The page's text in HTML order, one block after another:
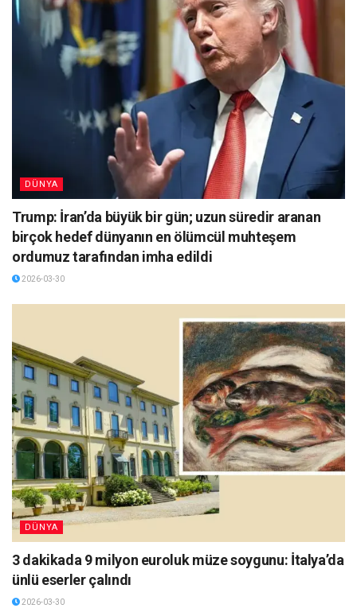
DÜNYA
Trump: İran’da büyük bir gün; uzun süredir aranan
birçok hedef dünyanın en ölümcül muhteşem
ordumuz tarafından imha edildi
2026-03-30
DÜNYA
3 dakikada 9 milyon euroluk müze soygunu: İtalya’da
ünlü eserler çalındı
2026-03-30